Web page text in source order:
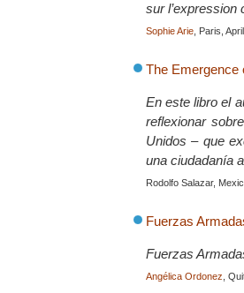
sur l’expression
Sophie Arie , Paris,
The Emergence
En este libro el
reflexionar
Unidos – que
una ciudadanía
Rodolfo Salazar,
Fuerzas
Fuerzas
Angélica Ordonez ,